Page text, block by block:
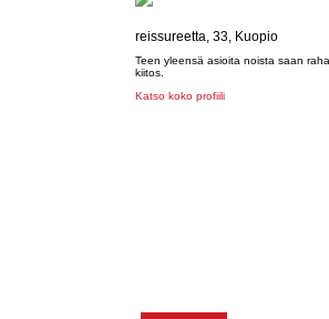
reissureetta, 33, Kuopio
Teen yleensä asioita noista saan
kiitos.
Katso koko profiili